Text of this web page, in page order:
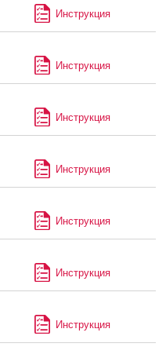
Инструкция
Инструкция
Инструкция
Инструкция
Инструкция
Инструкция
Инструкция